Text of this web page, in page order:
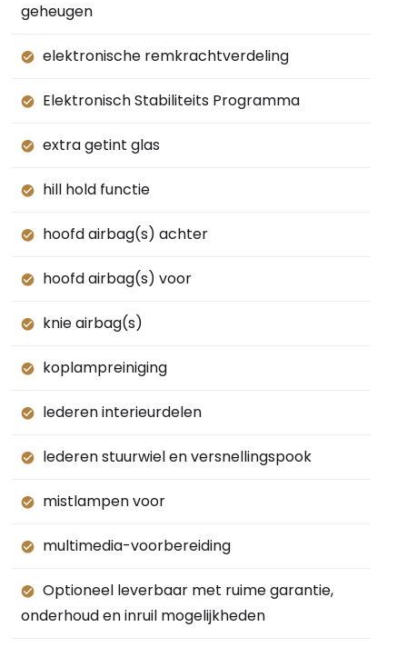
geheugen
elektronische remkrachtverdeling
Elektronisch Stabiliteits Programma
extra getint glas
hill hold functie
hoofd airbag(s) achter
hoofd airbag(s) voor
knie airbag(s)
koplampreiniging
lederen interieurdelen
lederen stuurwiel en versnellingspook
mistlampen voor
multimedia-voorbereiding
Optioneel leverbaar met ruime garantie,
onderhoud en inruil mogelijkheden